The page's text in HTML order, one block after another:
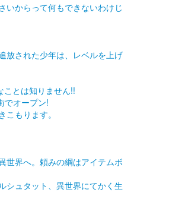
からって何もできないわけじ
放された少年は、レベルを上げ
ことは知りません!!
でオープン!
もります。
界へ。頼みの綱はアイテムボ
ュタット、異世界にてかく生